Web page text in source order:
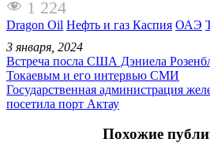
1 224
Dragon Oil Нефть и газ Каспия ОАЭ
3 января, 2024
Встреча посла США Дэниела
Токаевым и его интервью СМИ
Государственная администрация
посетила порт Актау
Похожие